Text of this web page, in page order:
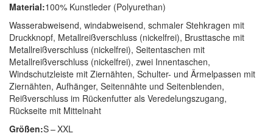
Material:100% Kunstleder (Polyurethan)
Wasserabweisend, windabweisend, schmaler Stehkragen mit
Druckknopf, Metallreißverschluss (nickelfrei), Brusttasche mit
Metallreißverschluss (nickelfrei), Seitentaschen mit
Metallreißverschluss (nickelfrei), zwei Innentaschen,
Windschutzleiste mit Ziernähten, Schulter- und Ärmelpassen mit
Ziernähten, Aufhänger, Seitennähte und Seitenblenden,
Reißverschluss im Rückenfutter als Veredelungszugang,
Rückseite mit Mittelnaht
Größen:S – XXL